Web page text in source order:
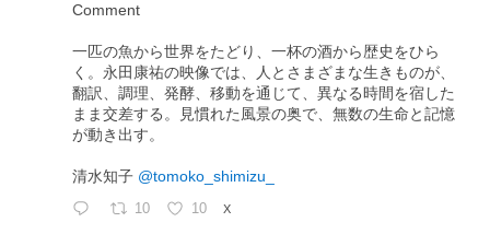
Comment
一匹の魚から世界をたどり、一杯の酒から歴史をひら
く。永田康祐の映像では、人とさまざまな生きものが、
翻訳、調理、発酵、移動を通じて、異なる時間を宿した
まま交差する。見慣れた風景の奥で、無数の生命と記憶
が動き出す。
清水知子 @tomoko_shimizu_
10 10 X